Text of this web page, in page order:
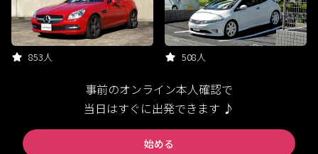
853人 508人
事前のオンライン本人確認で
当日はすぐに出発できます ♪
始める